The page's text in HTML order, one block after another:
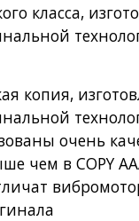
класса,
копия,
очень
чем в COPY